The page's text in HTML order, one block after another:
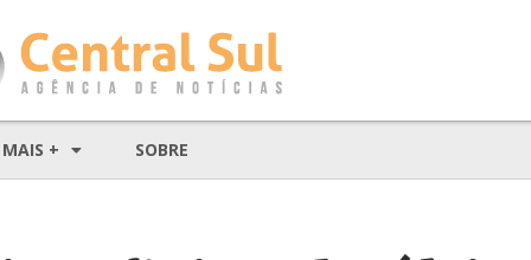
MAIS + SOBRE